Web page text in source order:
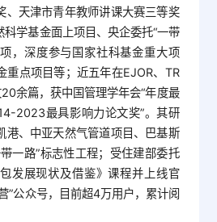
、天津市青年教师讲课大赛三等奖
学基金面上项目、央企委托“一带
，深度参与国家社科基金重大项
重点项目等；近五年在EJOR、TR
余篇，获中国管理学年会“年度最
2023最具影响力论文奖”。其研
港、中亚天然气管道项目、巴基斯
一路”标志性工程；受住建部委托
发展现状及借鉴》课程并上线官
”公众号，目前超4万用户，累计阅